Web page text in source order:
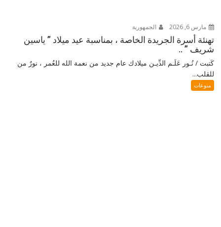
مارس 6, 2026 الجمهورية
تهنئة أسرة الجريدة الخاصة ، بمناسبة عيد ميلاد ” ياسين
شريف ” ..
كَتبت / نُـور عَلَـم الدِّيـن ميلادك عام جديد من نعمة الله للعُمر ، نورٌ من
للقلب...
منوعات